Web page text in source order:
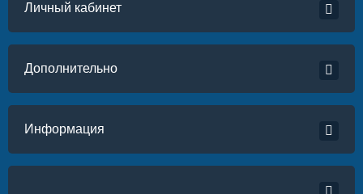
Личный кабинет
Дополнительно
Информация